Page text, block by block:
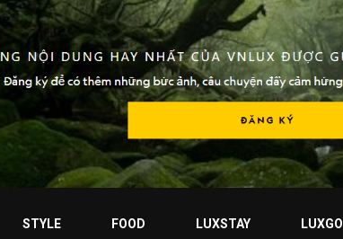
STYLE FOOD LUXSTAY LUXGO